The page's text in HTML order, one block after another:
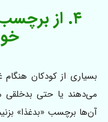
۴. از
بسیاری از کودکان
می‌دهند یا حتی بدخلقی
آن‌ها برچسب «بدغذا»